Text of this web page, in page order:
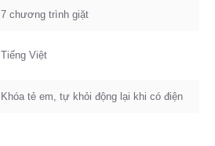
7 chương trình giặt
Tiếng Việt
Khóa tẻ em, tự khỏi động lại khi có điện